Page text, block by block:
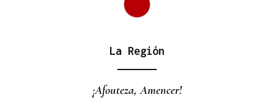
La Región
¡Afouteza, Amencer!